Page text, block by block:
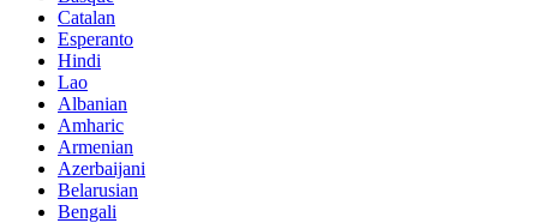
Catalan
Esperanto
Hindi
Lao
Albanian
Amharic
Armenian
Azerbaijani
Belarusian
Bengali